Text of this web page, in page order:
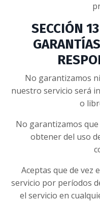
SECCIÓN
No garantizamos
nuestro servicio será
o
No garantizamos
obtener del uso
Aceptas que de vez
servicio por períodos
el servicio en